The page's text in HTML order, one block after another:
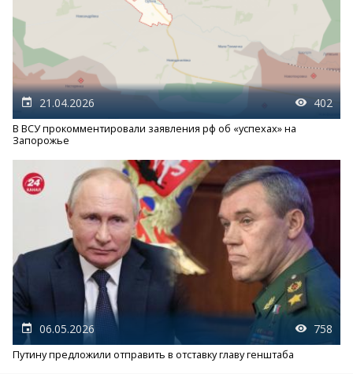
21.04.2026 402
В ВСУ прокомментировали заявления рф об «успехах» на
Запорожье
06.05.2026 758
Путину предложили отправить в отставку главу генштаба